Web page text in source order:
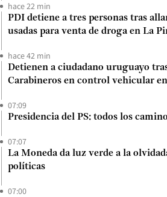
hace 22 min
PDI detiene a tres personas tras
usadas para venta de droga en La
hace 42 min
Detienen a ciudadano uruguayo
Carabineros en control vehicular
07:09
Presidencia del PS: todos los
07:07
La Moneda da luz verde a la
políticas
07:00